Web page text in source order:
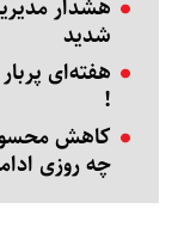
هشدار
شدید
هفته‌ای
!
کاهش
چه روزی